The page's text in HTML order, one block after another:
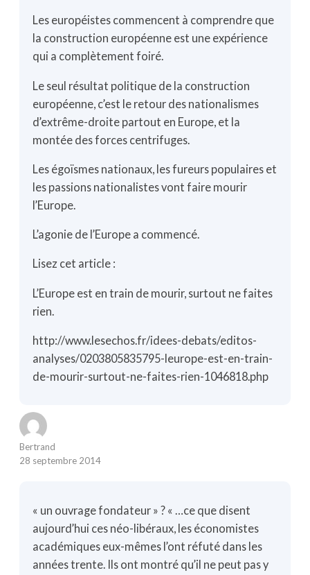
Les européistes commencent à comprendre que
la construction européenne est une expérience
qui a complètement foiré.
Le seul résultat politique de la construction
européenne, c’est le retour des nationalismes
d’extrême-droite partout en Europe, et la
montée des forces centrifuges.
Les égoïsmes nationaux, les fureurs populaires et
les passions nationalistes vont faire mourir
l’Europe.
L’agonie de l’Europe a commencé.
Lisez cet article :
L’Europe est en train de mourir, surtout ne faites
rien.
http://www.lesechos.fr/idees-debats/editos-
analyses/0203805835795-leurope-est-en-train-
de-mourir-surtout-ne-faites-rien-1046818.php
Bertrand
28 septembre 2014
« un ouvrage fondateur » ? « …ce que disent
aujourd’hui ces néo-libéraux, les économistes
académiques eux-mêmes l’ont réfuté dans les
années trente. Ils ont montré qu’il ne peut pas y